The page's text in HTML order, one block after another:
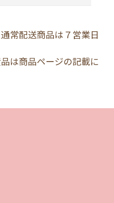
常配送商品は７営業日
は商品ページの記載に